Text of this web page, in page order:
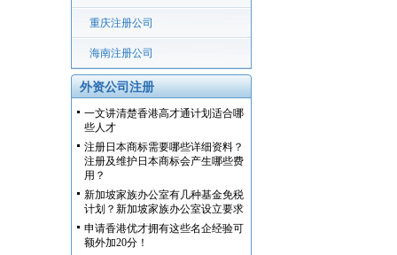
重庆注册公司
海南注册公司
外资公司注册
一文讲清楚香港高才通计划适合哪
些人才
注册日本商标需要哪些详细资料？
注册及维护日本商标会产生哪些费
用？
新加坡家族办公室有几种基金免税
计划？新加坡家族办公室设立要求
申请香港优才拥有这些名企经验可
额外加20分！